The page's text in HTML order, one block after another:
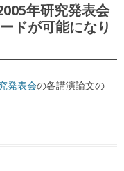
年研究発表会
ドが可能になり
発表会の各講演論文の